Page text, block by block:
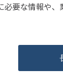
要な情報や